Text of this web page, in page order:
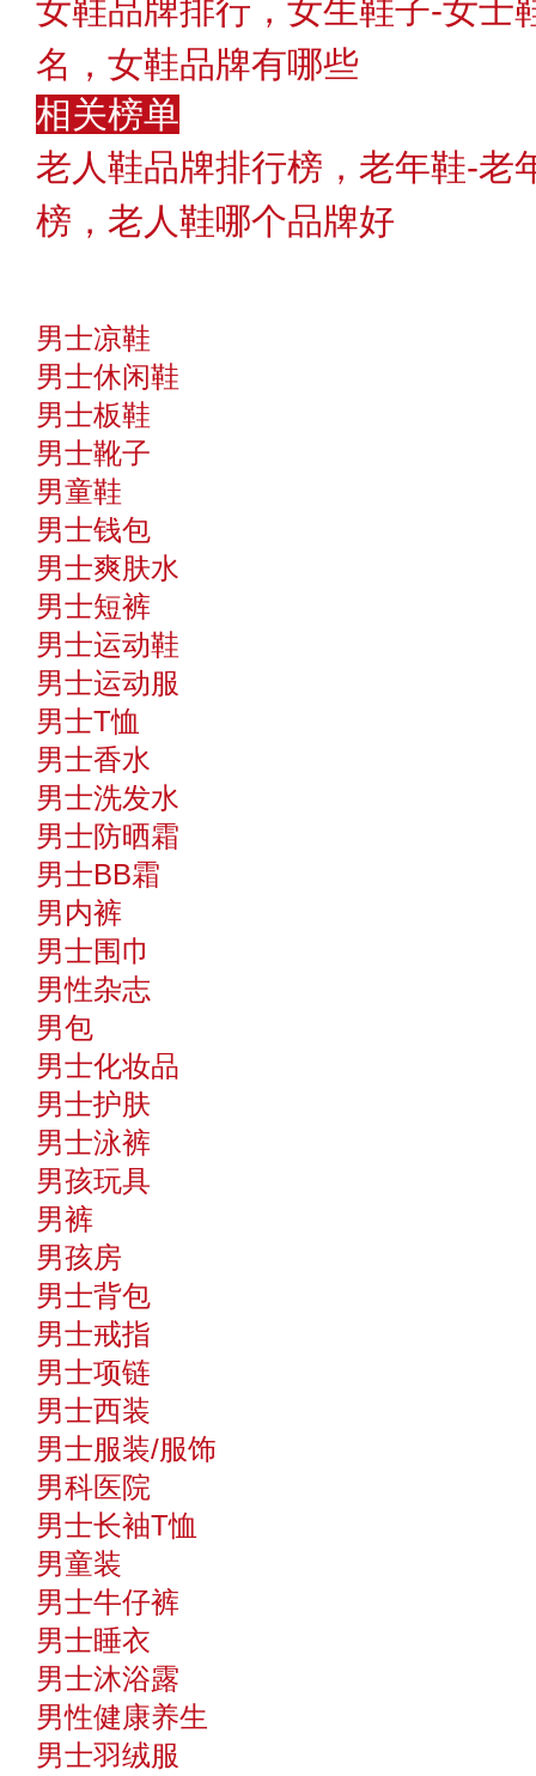
女鞋品牌排行，女生鞋子-女士
名，女鞋品牌有哪些
相关榜单
老人鞋品牌排行榜，老年鞋-老
榜，老人鞋哪个品牌好
男士凉鞋
男士休闲鞋
男士板鞋
男士靴子
男童鞋
男士钱包
男士爽肤水
男士短裤
男士运动鞋
男士运动服
男士T恤
男士香水
男士洗发水
男士防晒霜
男士BB霜
男内裤
男士围巾
男性杂志
男包
男士化妆品
男士护肤
男士泳裤
男孩玩具
男裤
男孩房
男士背包
男士戒指
男士项链
男士西装
男士服装/服饰
男科医院
男士长袖T恤
男童装
男士牛仔裤
男士睡衣
男士沐浴露
男性健康养生
男士羽绒服